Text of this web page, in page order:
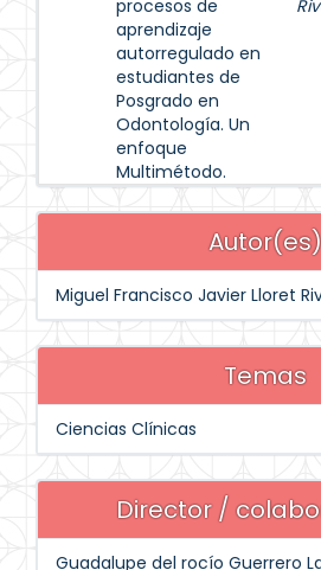
procesos de
aprendizaje
autorregulado en
estudiantes de
Posgrado en
Odontología. Un
enfoque
Multimétodo.
Autor(es)
Miguel Francisco Javier Lloret
Temas
Ciencias Clínicas
Director /
Guadalupe del rocío Guerrero